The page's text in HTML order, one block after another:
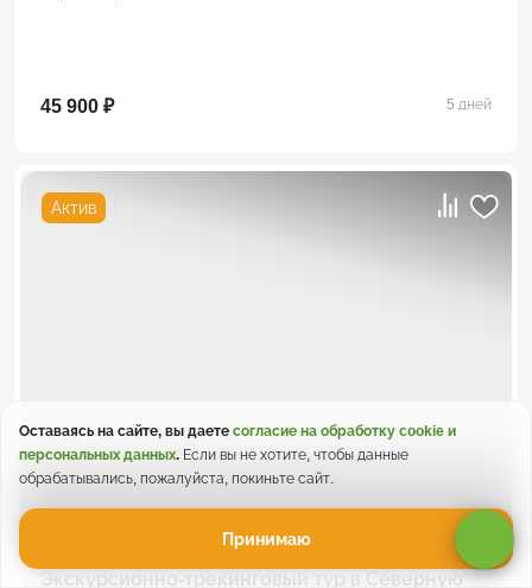
45 900 ₽ 5 дней
Актив
/ 6 отзывов
Экскурсионно-трекинговый тур в Северную
Оставаясь на сайте, вы даете согласие на обработку cookie и
персональных данных. Если вы не хотите, чтобы данные
обрабатывались, пожалуйста, покиньте сайт.
Принимаю